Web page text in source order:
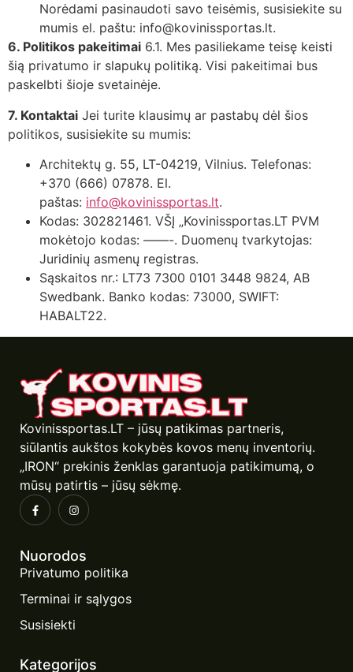
Norėdami pasinaudoti savo teisėmis, susisiekite su
mumis el. paštu: info@kovinissportas.lt.
6. Politikos pakeitimai 6.1. Mes pasiliekame teisę keisti
šią privatumo ir slapukų politiką. Visi pakeitimai bus
paskelbti šioje svetainėje.
7. Kontaktai Jei turite klausimų ar pastabų dėl šios
politikos, susisiekite su mumis:
Architektų g. 55, LT-04219, Vilnius. Telefonas:
+370 (666) 07878. El.
paštas: info@kovinissportas.lt.
Kodas: 302821461. VŠĮ „Kovinissportas.LT PVM
mokėtojo kodas: ——-. Duomenų tvarkytojas:
Juridinių asmenų registras.
Sąskaitos nr.: LT73 7300 0101 3448 9824, AB
Swedbank. Banko kodas: 73000, SWIFT:
HABALT22.
Kovinissportas.LT – jūsų patikimas partneris,
siūlantis aukštos kokybės kovos menų inventorių.
„IRON“ prekinis ženklas garantuoja patikimumą, o
mūsų patirtis – jūsų sėkmę.
Nuorodos
Privatumo politika
Terminai ir sąlygos
Susisiekti
Kategorijos